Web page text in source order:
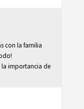
con la familia
la importancia de